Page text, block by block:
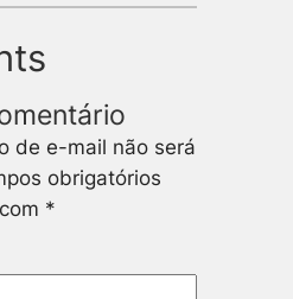
de e-mail não será
obrigatórios
*